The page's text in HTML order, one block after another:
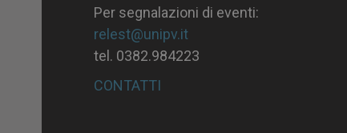
Per segnalazioni di eventi:
relest@unipv.it
tel. 0382.984223
CONTATTI